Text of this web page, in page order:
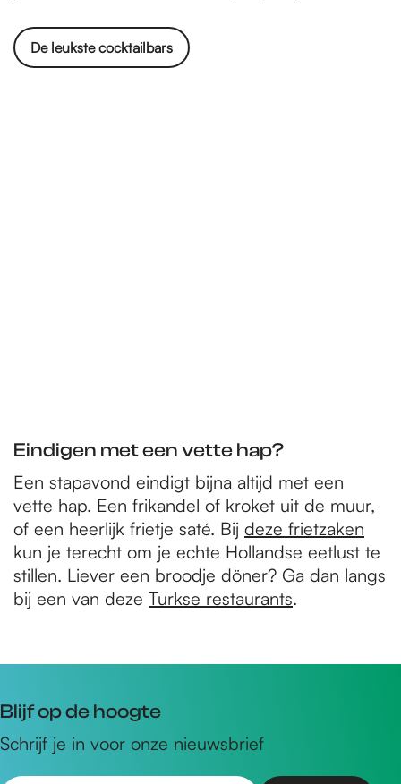
De leukste cocktailbars
Eindigen met een vette hap?
Een stapavond eindigt bijna altijd met een
vette hap. Een frikandel of kroket uit de muur,
of een heerlijk frietje saté. Bij deze frietzaken
kun je terecht om je echte Hollandse eetlust te
stillen. Liever een broodje döner? Ga dan langs
bij een van deze Turkse restaurants.
Blijf op de hoogte
Schrijf je in voor onze nieuwsbrief